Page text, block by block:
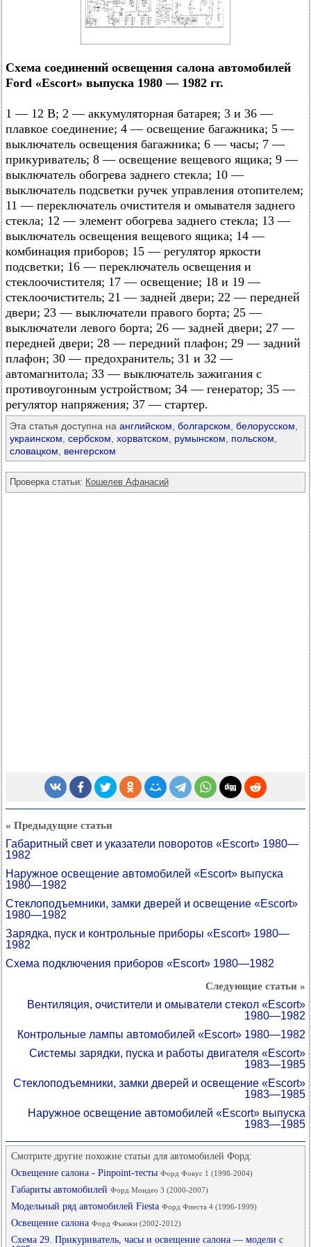
Схема соединений освещения салона автомобилей
Ford «Escort» выпуска 1980 — 1982 гг.
1 — 12 В; 2 — аккумуляторная батарея; 3 и 36 —
плавкое соединение; 4 — освещение багажника; 5 —
выключатель освещения багажника; 6 — часы; 7 —
прикуриватель; 8 — освещение вещевого ящика; 9 —
выключатель обогрева заднего стекла; 10 —
выключатель подсветки ручек управления отопителем;
11 — переключатель очистителя и омывателя заднего
стекла; 12 — элемент обогрева заднего стекла; 13 —
выключатель освещения вещевого ящика; 14 —
комбинация приборов; 15 — регулятор яркости
подсветки; 16 — переключатель освещения и
стеклоочистителя; 17 — освещение; 18 и 19 —
стеклоочиститель; 21 — задней двери; 22 — передней
двери; 23 — выключатели правого борта; 25 —
выключатели левого борта; 26 — задней двери; 27 —
передней двери; 28 — передний плафон; 29 — задний
плафон; 30 — предохранитель; 31 и 32 —
автомагнитола; 33 — выключатель зажигания с
противоугонным устройством; 34 — генератор; 35 —
регулятор напряжения; 37 — стартер.
Эта статья доступна на английском болгарском белорусском
украинском сербском хорватском румынском польском
словацком
венгерском
Проверка статьи: Кошелев Афанасий
« Предыдущие статьи
Габаритный свет и указатели поворотов «Escort» 1980—
1982
Наружное освещение автомобилей «Escort» выпуска
1980—1982
Стеклоподъемники, замки дверей и освещение «Escort»
1980—1982
Зарядка, пуск и контрольные приборы «Escort» 1980—
1982
Схема подключения приборов «Escort» 1980—1982
Следующие статьи »
Вентиляция, очистители и омыватели стекол «Escort»
1980—1982
Контрольные лампы автомобилей «Escort» 1980—1982
Системы зарядки, пуска и работы двигателя «Escort»
1983—1985
Стеклоподъемники, замки дверей и освещение «Escort»
1983—1985
Наружное освещение автомобилей «Escort» выпуска
1983—1985
Смотрите другие похожие статьи для автомобилей Форд:
Освещение салона - Pinpoint-тесты Форд Фокус 1 (1998-2004)
Габариты автомобилей Форд Мондео 3 (2000-2007)
Модельный ряд автомобилей Fiesta Форд Фиеста 4 (1996-1999)
Освещение салона Форд Фьюжн (2002-2012)
Схема 29. Прикуриватель, часы и освещение салона — модели с